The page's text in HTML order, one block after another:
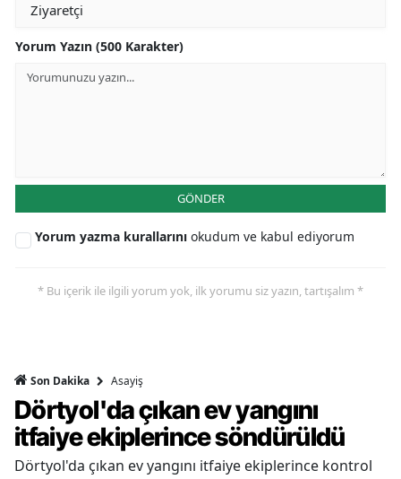
Yorum Yazın (500 Karakter)
GÖNDER
Yorum yazma kurallarını okudum ve kabul ediyorum
* Bu içerik ile ilgili yorum yok, ilk yorumu siz yazın, tartışalım *
Son Dakika Asayiş
Dörtyol'da çıkan ev yangını
itfaiye ekiplerince söndürüldü
Dörtyol'da çıkan ev yangını itfaiye ekiplerince kontrol